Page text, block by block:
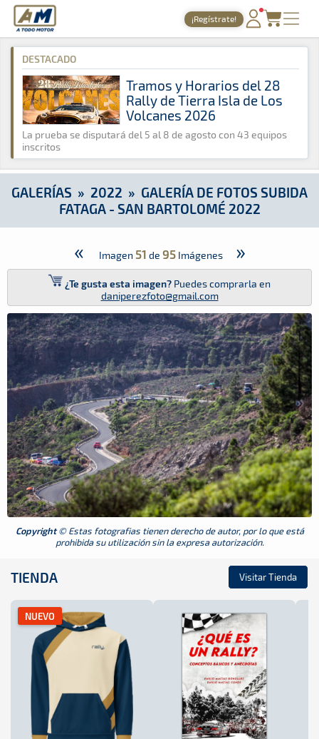
A Todo Motor · Revista del motor desde 1999
¡Regístrate!
PORTADA
TIEMPOS ONLINE
NOTICIAS
AGENDA
GALERÍAS
TIENDA
ARCHIVO
A Todo Motor » Galerías » 2022 » Galería de Fotos Subida
DESTACADO
Tramos y Horarios del 28
Rally de Tierra Isla de Los
Volcanes 2026
La prueba se disputará del 5 al 8 de agosto con 43 equipos
inscritos
GALERÍAS » 2022 » GALERÍA DE FOTOS SUBIDA
FATAGA - SAN BARTOLOMÉ 2022
« Imagen 51 de 95Imágenes »
¿Te gusta esta imagen? Puedes comprarla en
daniperezfoto@gmail.com
Copyright© Estas fotografias tienen derecho de autor, por lo que está
prohibida su utilización sin la expresa autorización.
TIENDA Visitar Tienda
NUEVO